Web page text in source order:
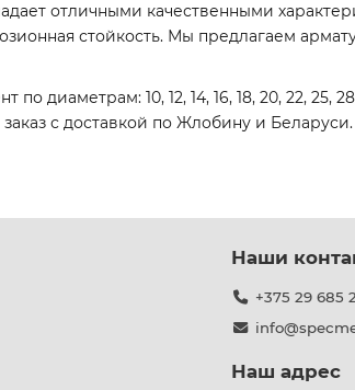
отличными качественными
стойкость. Мы предлагаем
диаметрам: 10, 12, 14, 16, 18, 20, 22,
с доставкой по Жлобину и Беларуси.
Наши
+375 29 685
Наш адрес